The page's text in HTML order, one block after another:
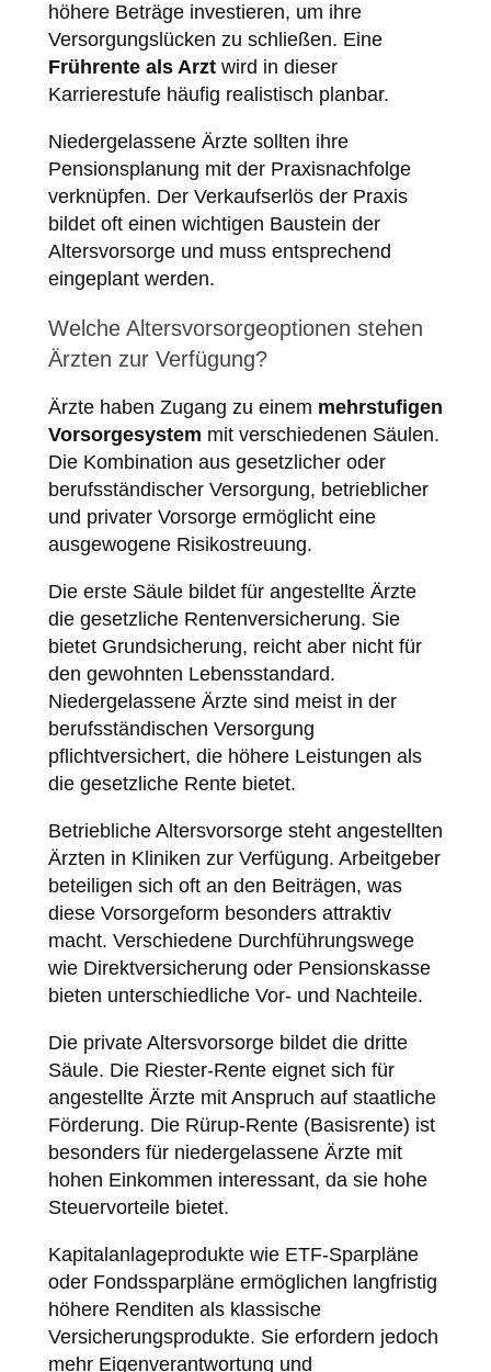
höhere Beträge investieren, um ihre
Versorgungslücken zu schließen. Eine
Frührente als Arztwird in dieser
Karrierestufe häufig realistisch planbar.
Niedergelassene Ärzte sollten ihre
Pensionsplanung mit der Praxisnachfolge
verknüpfen. Der Verkaufserlös der Praxis
bildet oft einen wichtigen Baustein der
Altersvorsorge und muss entsprechend
eingeplant werden.
Welche Altersvorsorgeoptionen stehen
Ärzten zur Verfügung?
Ärzte haben Zugang zu einem mehrstufigen
Vorsorgesystem mit verschiedenen Säulen.
Die Kombination aus gesetzlicher oder
berufsständischer Versorgung, betrieblicher
und privater Vorsorge ermöglicht eine
ausgewogene Risikostreuung.
Die erste Säule bildet für angestellte Ärzte
die gesetzliche Rentenversicherung. Sie
bietet Grundsicherung, reicht aber nicht für
den gewohnten Lebensstandard.
Niedergelassene Ärzte sind meist in der
berufsständischen Versorgung
pflichtversichert, die höhere Leistungen als
die gesetzliche Rente bietet.
Betriebliche Altersvorsorge steht angestellten
Ärzten in Kliniken zur Verfügung. Arbeitgeber
beteiligen sich oft an den Beiträgen, was
diese Vorsorgeform besonders attraktiv
macht. Verschiedene Durchführungswege
wie Direktversicherung oder Pensionskasse
bieten unterschiedliche Vor- und Nachteile.
Die private Altersvorsorge bildet die dritte
Säule. Die Riester-Rente eignet sich für
angestellte Ärzte mit Anspruch auf staatliche
Förderung. Die Rürup-Rente (Basisrente) ist
besonders für niedergelassene Ärzte mit
hohen Einkommen interessant, da sie hohe
Steuervorteile bietet.
Kapitalanlageprodukte wie ETF-Sparpläne
oder Fondssparpläne ermöglichen langfristig
höhere Renditen als klassische
Versicherungsprodukte. Sie erfordern jedoch
mehr Eigenverantwortung und